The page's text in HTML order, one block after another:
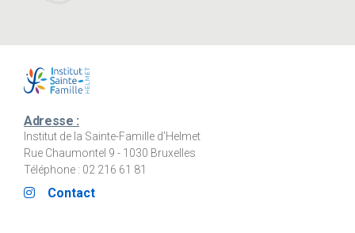
Adresse :
Institut de la Sainte-Famille d’Helmet
Rue Chaumontel 9 - 1030 Bruxelles
Téléphone : 02 216 61 81
Contact